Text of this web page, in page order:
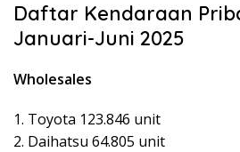
Daftar Kendaraan
Januari-Juni 2025
Wholesales
1. Toyota 123.846 unit
2. Daihatsu 64.805 unit